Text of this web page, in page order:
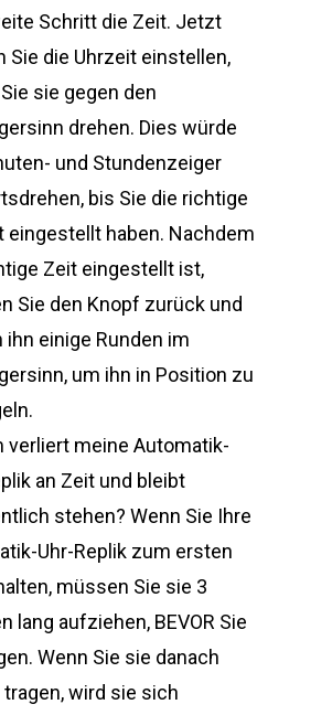
Schritt die Zeit. Jetzt
Sie die Uhrzeit einstellen,
sie gegen den
drehen. Dies würde
und Stundenzeiger
bis Sie die richtige
eingestellt haben. Nachdem
Zeit eingestellt ist,
Sie den Knopf zurück und
ihn einige Runden im
um ihn in Position zu
verliert meine Automatik-
an Zeit und bleibt
stehen? Wenn Sie Ihre
Uhr-Replik zum ersten
müssen Sie sie 3
lang aufziehen, BEVOR Sie
Wenn Sie sie danach
wird sie sich